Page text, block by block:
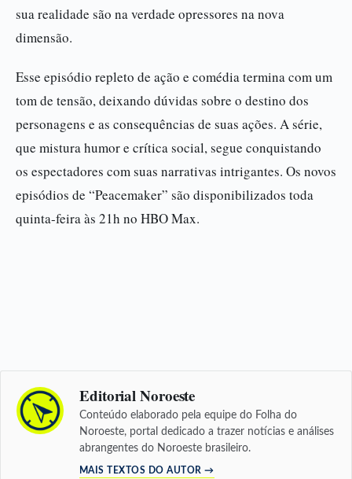
sua realidade são na verdade opressores na nova
dimensão.
Esse episódio repleto de ação e comédia termina com um
tom de tensão, deixando dúvidas sobre o destino dos
personagens e as consequências de suas ações. A série,
que mistura humor e crítica social, segue conquistando
os espectadores com suas narrativas intrigantes. Os novos
episódios de “Peacemaker” são disponibilizados toda
quinta-feira às 21h no HBO Max.
Editorial Noroeste
Conteúdo elaborado pela equipe do Folha do
Noroeste, portal dedicado a trazer notícias e análises
abrangentes do Noroeste brasileiro.
MAIS TEXTOS DO AUTOR →